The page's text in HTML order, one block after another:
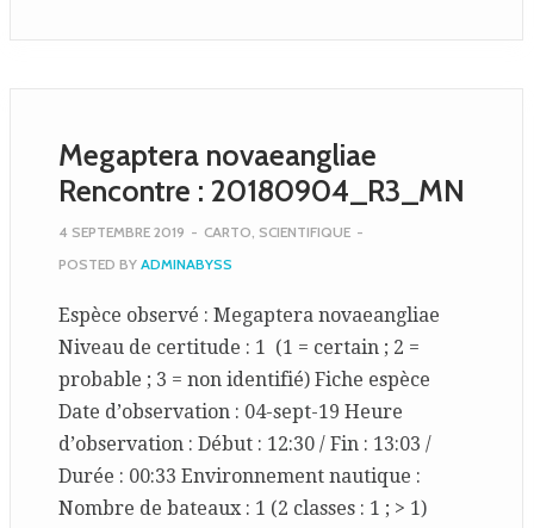
Megaptera novaeangliae
Rencontre : 20180904_R3_MN
4 SEPTEMBRE 2019 - CARTO, SCIENTIFIQUE -
POSTED BY ADMINABYSS
Espèce observé : Megaptera novaeangliae
Niveau de certitude : 1 (1 = certain ; 2 =
probable ; 3 = non identifié) Fiche espèce
Date d’observation : 04-sept-19 Heure
d’observation : Début : 12:30 / Fin : 13:03 /
Durée : 00:33 Environnement nautique :
Nombre de bateaux : 1 (2 classes : 1 ; > 1)